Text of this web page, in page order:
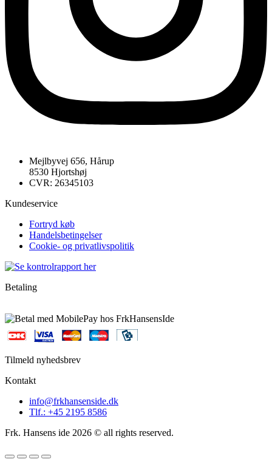
Mejlbyvej 656, Hårup
8530 Hjortshøj
CVR: 26345103
Kundeservice
Fortryd køb
Handelsbetingelser
Cookie- og privatlivspolitik
Betaling
Tilmeld nyhedsbrev
Kontakt
info@frkhansenside.dk
Tlf.: +45 2195 8586
Frk. Hansens ide 2026 © all rights reserved.